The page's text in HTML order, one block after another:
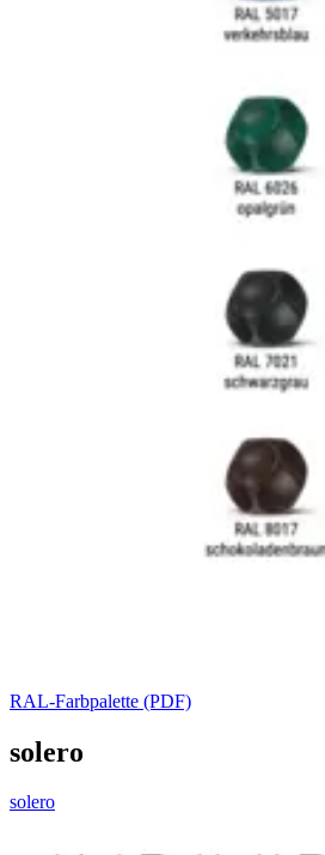
RAL-Farbpalette (PDF)
solero
solero